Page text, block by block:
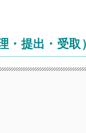
・提出・受取